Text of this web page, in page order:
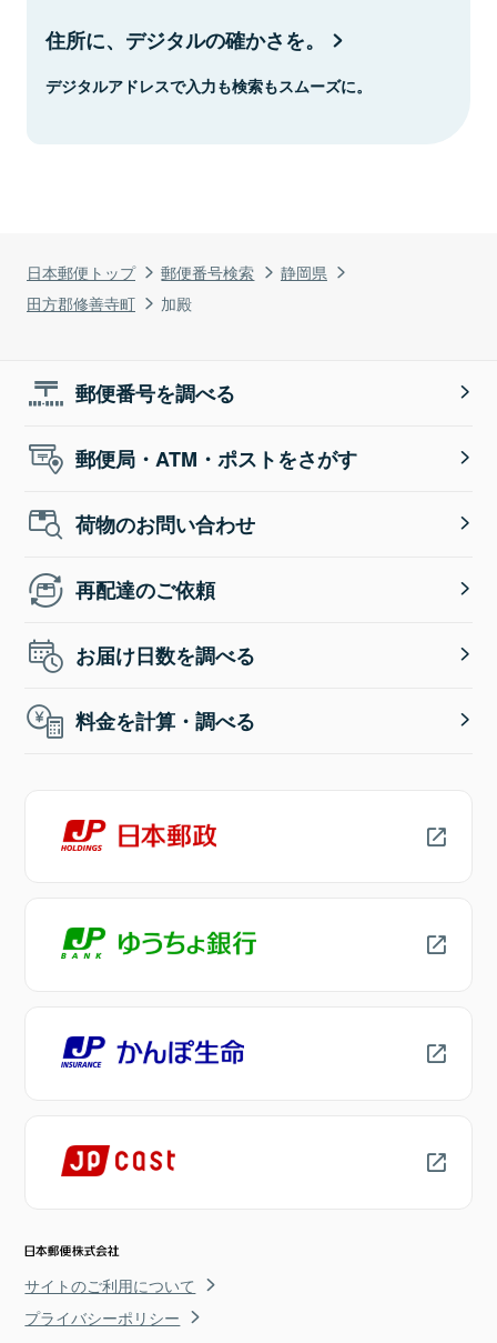
日本郵便トップ 郵便番号検索
静岡県
田方郡修善寺町
加殿
住所に、デジタルの確かさを。
デジタルアドレスで入力も検索もスムーズに。
郵便番号を調べる
郵便局・ATM・ポストをさがす
荷物のお問い合わせ
再配達のご依頼
お届け日数を調べる
料金を計算・調べる
サイトのご利用について
プライバシーポリシー